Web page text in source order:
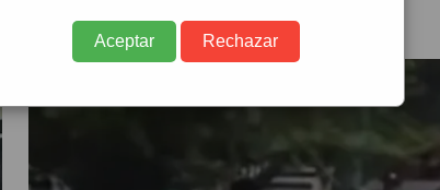
Aceptar Rechazar